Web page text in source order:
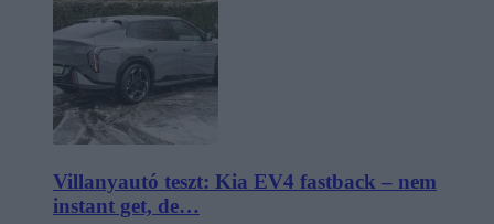
Villanyautó teszt: Kia EV4 fastback – nem
instant get, de…